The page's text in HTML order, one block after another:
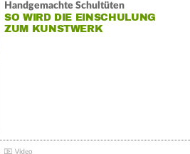
Handgemachte Schultüten
SO WIRD DIE EINSCHULUNG
ZUM KUNSTWERK